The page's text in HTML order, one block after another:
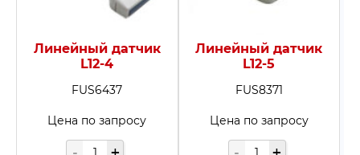
Линейный датчик
L12-4
FUS6437
Цена по запросу
Линейный датчик
L12-5
FUS8371
Цена по запросу